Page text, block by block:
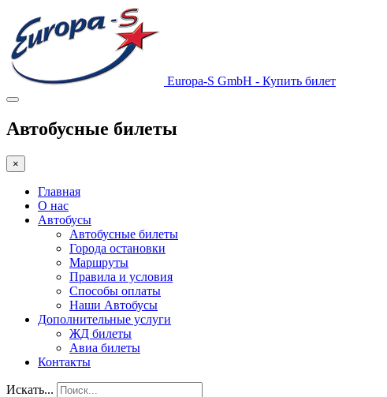
Europa-S GmbH - Купить билет
Автобусные билеты
×
Главная
О нас
Автобусы
Автобусные билеты
Города остановки
Маршруты
Правила и условия
Способы оплаты
Наши Автобусы
Дополнительные услуги
ЖД билеты
Авиа билеты
Контакты
Искать...